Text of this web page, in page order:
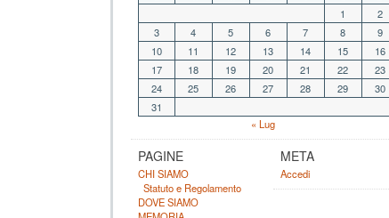
1
2
3
4 5 6 7 8
9
10
11 12 13 14 15
16
17
18 19 20 21 22
23
24
25 26 27 28 29
30
31
« Lug
PAGINE
CHI SIAMO
Statuto e Regolamento
DOVE SIAMO
META
Accedi